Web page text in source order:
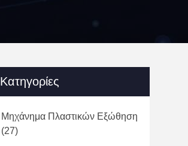
Κατηγορίες
Μηχάνημα Πλαστικών Εξώθηση
(27)